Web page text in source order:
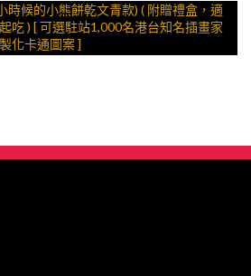
時候的小熊餅乾文青款) ( 附贈禮盒，適
名插畫家
化卡通圖案 ]